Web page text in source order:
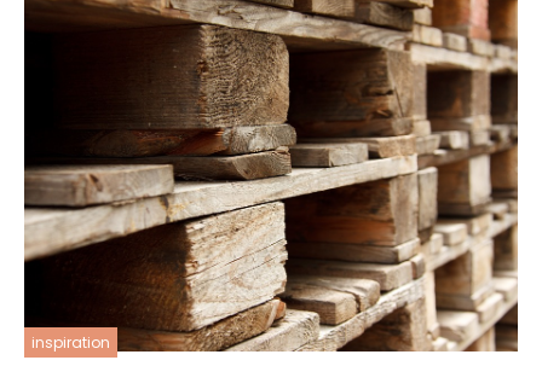
inspiration